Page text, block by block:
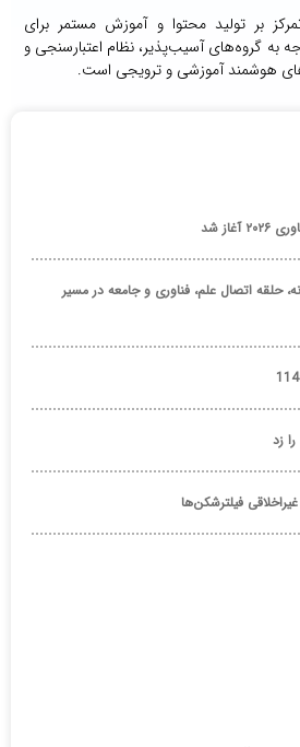
بر تولید محتوا و آموزش مستمر برای
به گروه‌های آسیب‌پذیر، نظام اعتبارسنجی و
هوشمند آموزشی و ترویجی است.
شد
حلقه اتصال علم، فناوری و جامعه در مسیر
زد
فیلترشکن‌ها